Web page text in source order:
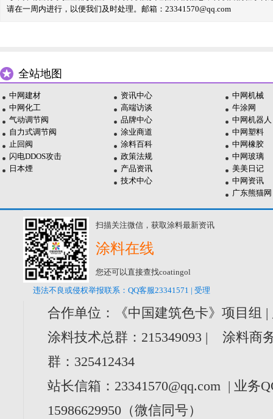
请在一周内进行，以便我们及时处理。邮箱：23341570@qq.com
全站地图
中网建材
中网化工
气动调节阀
自力式调节阀
止回阀
闪电DDOS攻击
日本煙
资讯中心
高端访谈
品牌中心
涂业商道
涂料百科
政策法规
产品资讯
技术中心
中网机械
牛涂网
中网机器人
中网塑料
中网橡胶
中网玻璃
美美日记
中网资讯
广东熊猫网
扫描关注微信，获取涂料最新资讯
涂料在线
您还可以直接查找coatingol
违法不良或侵权举报联系：QQ客服23341571 | 受理
合作单位：《中国建筑色卡》项目组
涂料技术总群：215349093 | 涂料商
群：325412434
站长信箱：23341570@qq.com | 业务
15986629950（微信同号）